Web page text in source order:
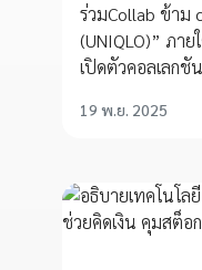
ร่วมCollab ข้าม
(UNIQLO)” ภา
เปิดตัวคอลเลกชั
19 พ.ย. 2025